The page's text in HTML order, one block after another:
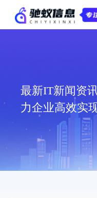
最新IT新闻资
力企业高效实